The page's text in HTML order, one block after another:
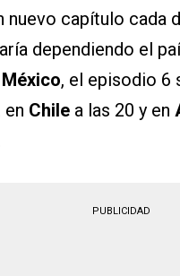
nuevo capítulo cada
dependiendo el
México, el episodio 6
en Chile a las 20 y en
PUBLICIDAD